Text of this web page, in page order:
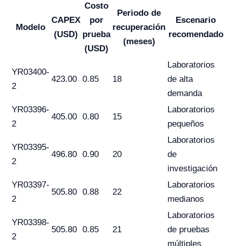
Modelo
CAPEX
(USD)
Costo
por
prueba
(USD)
Periodo de
recuperación
(meses)
Escenario
recomendado
YR03400-
2
423.00 0.85 18
Laboratorios
de alta
demanda
YR03396-
2
405.00 0.80 15
Laboratorios
pequeños
YR03395-
2
496.80 0.90 20
Laboratorios
de
investigación
YR03397-
2
505.80 0.88 22
Laboratorios
medianos
YR03398-
2
505.80 0.85 21
Laboratorios
de pruebas
múltiples